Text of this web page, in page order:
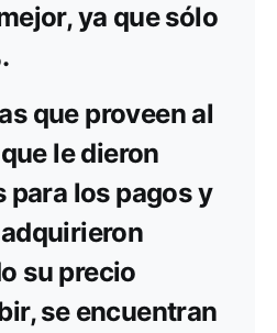
ya que sólo
que proveen al
le dieron
para los pagos y
su precio
se encuentran